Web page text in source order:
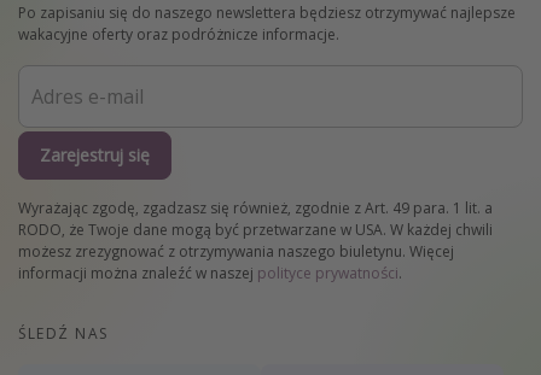
Po zapisaniu się do naszego newslettera będziesz otrzymywać najlepsze
wakacyjne oferty oraz podróżnicze informacje.
Zarejestruj się
Wyrażając zgodę, zgadzasz się również, zgodnie z Art. 49 para. 1 lit. a
RODO, że Twoje dane mogą być przetwarzane w USA. W każdej chwili
możesz zrezygnować z otrzymywania naszego biuletynu. Więcej
informacji można znaleźć w naszej polityce prywatności.
ŚLEDŹ NAS